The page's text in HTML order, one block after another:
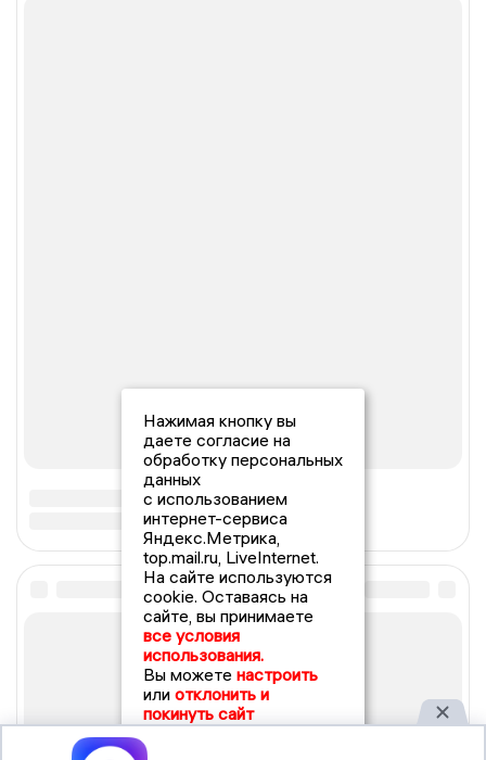
Нажимая кнопку вы
даете согласие на
обработку персональных
данных
с использованием
интернет-сервиса
Яндекс.Метрика,
top.mail.ru, LiveInternet.
На сайте используются
cookie. Оставаясь на
сайте, вы принимаете
все условия
использования.
Вы можете настроить
или отклонить и
покинуть сайт